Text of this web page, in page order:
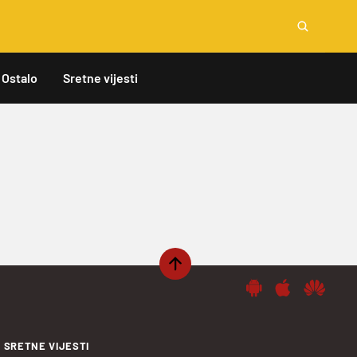
Ostalo Sretne vijesti
SRETNE VIJESTI